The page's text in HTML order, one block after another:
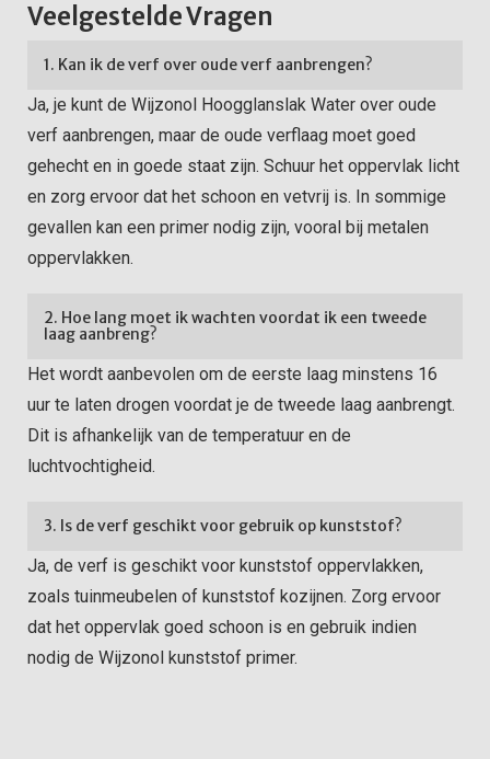
Veelgestelde Vragen
1. Kan ik de verf over oude verf aanbrengen?
Ja, je kunt de Wijzonol Hoogglanslak Water over oude
verf aanbrengen, maar de oude verflaag moet goed
gehecht en in goede staat zijn. Schuur het oppervlak licht
en zorg ervoor dat het schoon en vetvrij is. In sommige
gevallen kan een primer nodig zijn, vooral bij metalen
oppervlakken.
2. Hoe lang moet ik wachten voordat ik een tweede
laag aanbreng?
Het wordt aanbevolen om de eerste laag minstens 16
uur te laten drogen voordat je de tweede laag aanbrengt.
Dit is afhankelijk van de temperatuur en de
luchtvochtigheid.
3. Is de verf geschikt voor gebruik op kunststof?
Ja, de verf is geschikt voor kunststof oppervlakken,
zoals tuinmeubelen of kunststof kozijnen. Zorg ervoor
dat het oppervlak goed schoon is en gebruik indien
nodig de Wijzonol kunststof primer.